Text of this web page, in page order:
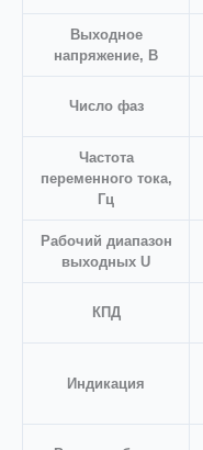
Выходное
напряжение, В
Число фаз
Частота
переменного тока,
Гц
Рабочий диапазон
выходных U
КПД
Индикация